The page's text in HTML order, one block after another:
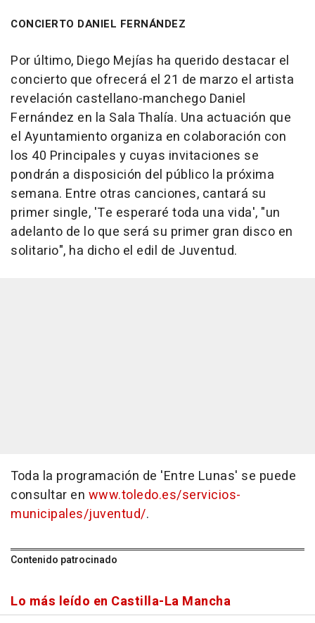
CONCIERTO DANIEL FERNÁNDEZ
Por último, Diego Mejías ha querido destacar el
concierto que ofrecerá el 21 de marzo el artista
revelación castellano-manchego Daniel
Fernández en la Sala Thalía. Una actuación que
el Ayuntamiento organiza en colaboración con
los 40 Principales y cuyas invitaciones se
pondrán a disposición del público la próxima
semana. Entre otras canciones, cantará su
primer single, 'Te esperaré toda una vida', "un
adelanto de lo que será su primer gran disco en
solitario", ha dicho el edil de Juventud.
Toda la programación de 'Entre Lunas' se puede
consultar en www.toledo.es/servicios-
municipales/juventud/.
Contenido patrocinado
Lo más leído en Castilla-La Mancha